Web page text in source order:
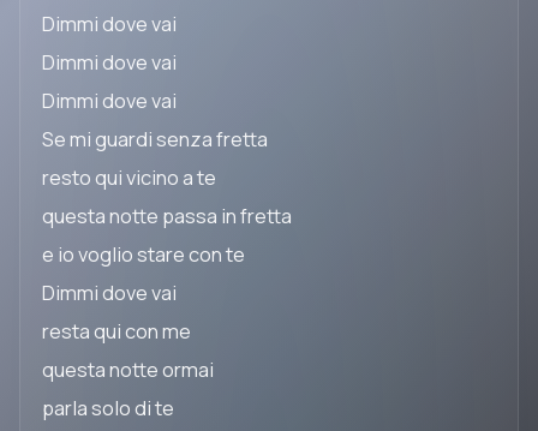
Dimmi dove vai
Dimmi dove vai
Dimmi dove vai
Se mi guardi senza fretta
resto qui vicino a te
questa notte passa in fretta
e io voglio stare con te
Dimmi dove vai
resta qui con me
questa notte ormai
parla solo di te